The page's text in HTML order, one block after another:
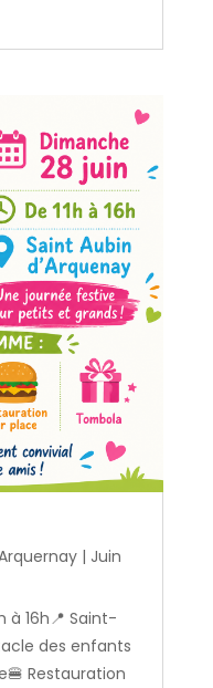
| Juin
à 16h📍 Saint-
des enfants
Restauration